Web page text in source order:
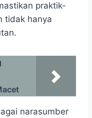
praktik-
tidak hanya
narasumber